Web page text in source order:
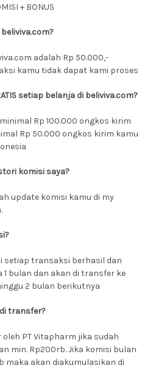
+ BONUS
adalah Rp 50.000,-
kamu tidak dapat kami proses
setiap belanja di beliviva.com?
Rp 100.000 ongkos kirim
Rp 50.000 ongkos kirim kamu
komisi saya?
update komisi kamu di my
setiap transaksi berhasil dan
bulan dan akan di transfer ke
2 bulan berikutnya
transfer?
PT Vitapharm jika sudah
min. Rp200rb. Jika komisi bulan
maka akan diakumulasikan di